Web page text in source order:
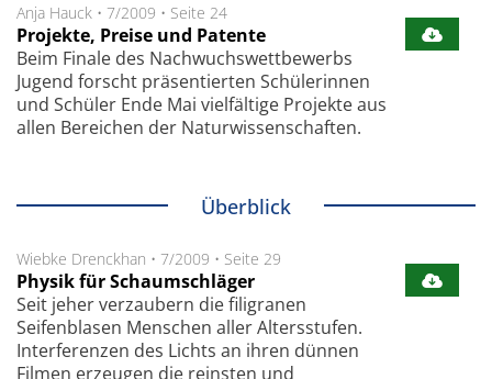
Anja Hauck • 7/2009 • Seite 24
Projekte, Preise und Patente
Beim Finale des Nachwuchswettbewerbs
Jugend forscht präsentierten Schülerinnen
und Schüler Ende Mai vielfältige Projekte aus
allen Bereichen der Naturwissenschaften.
Überblick
Wiebke Drenckhan • 7/2009 • Seite 29
Physik für Schaumschläger
Seit jeher verzaubern die filigranen
Seifenblasen Menschen aller Altersstufen.
Interferenzen des Lichts an ihren dünnen
Filmen erzeugen die reinsten und